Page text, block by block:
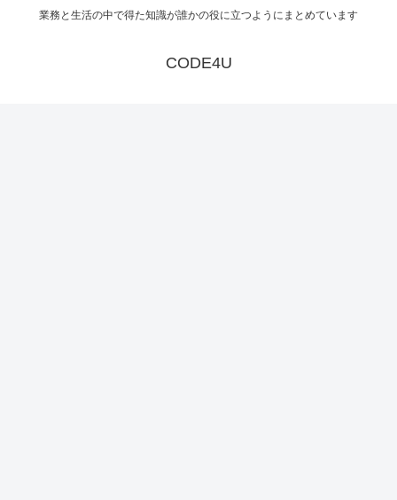
業務と生活の中で得た知識が誰かの役に立つようにまとめています
CODE4U